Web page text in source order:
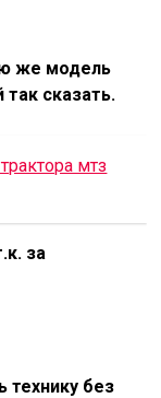
же модель
так сказать.
мтз
за
технику без